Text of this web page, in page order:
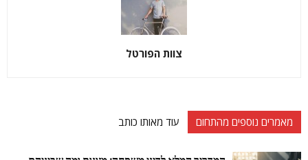
צוות הפורטל
מאמרים נוספים מהתחום עוד מאותו כותב